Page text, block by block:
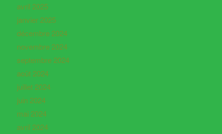
avril 2025
janvier 2025
décembre 2024
novembre 2024
septembre 2024
août 2024
juillet 2024
juin 2024
mai 2024
avril 2024